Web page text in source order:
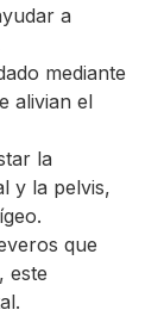
a
mediante
alivian el
la
y la pelvis,
que
este